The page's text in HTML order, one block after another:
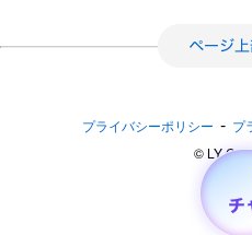
プライバシーポリシー - プ
©︎ LY